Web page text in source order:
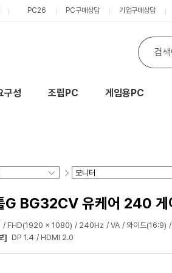
PC26 PC구매상담 기업구매상담
구성 조립PC 게임용PC
G BG32CV 유케어 240 게
FHD(1920 x 1080) 240Hz VA 와이드(16:9)
] DP 1.4 HDMI 2.0